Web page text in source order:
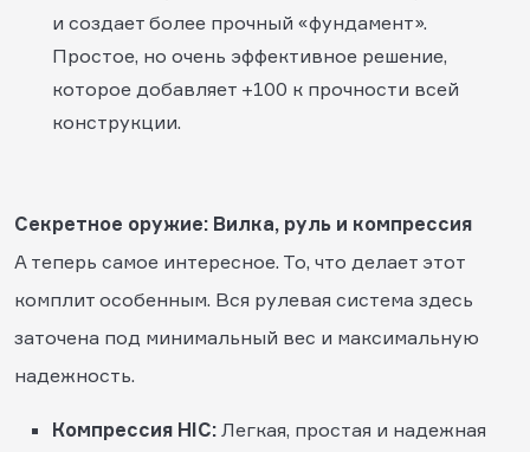
и создает более прочный «фундамент».
Простое, но очень эффективное решение,
которое добавляет +100 к прочности всей
конструкции.
Секретное оружие: Вилка, руль и компрессия
А теперь самое интересное. То, что делает этот
комплит особенным. Вся рулевая система здесь
заточена под минимальный вес и максимальную
надежность.
Компрессия HIC: Легкая, простая и надежная